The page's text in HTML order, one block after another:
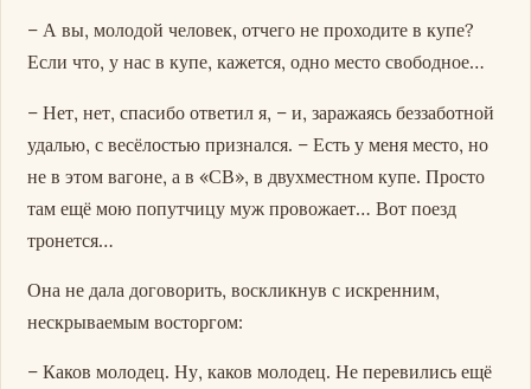
– А вы, молодой человек, отчего не проходите в купе?
Если что, у нас в купе, кажется, одно место свободное…
– Нет, нет, спасибо ответил я, – и, заражаясь беззаботной
удалью, с весёлостью признался. – Есть у меня место, но
не в этом вагоне, а в «СВ», в двухместном купе. Просто
там ещё мою попутчицу муж провожает… Вот поезд
тронется…
Она не дала договорить, воскликнув с искренним,
нескрываемым восторгом:
– Каков молодец. Ну, каков молодец. Не перевились ещё